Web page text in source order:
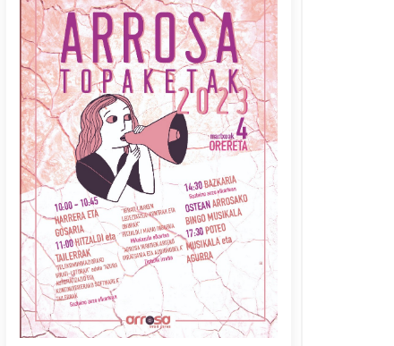
Azaroak 6 Iurretan Arrosa
sarearen IX. topaketak
2021/10/04
Berria egunkarian
elkarrizketa Arrosaren 20
urteez
2021/07/06
Arrosaren laburpen bideoa
Hamaika Telebistaren eskutik
2021/06/30